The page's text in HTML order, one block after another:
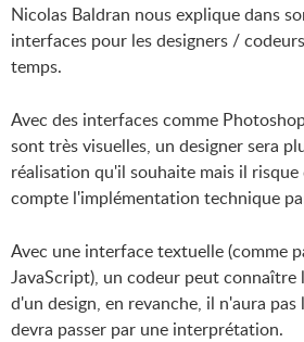
Nicolas Baldran nous explique dans
interfaces pour les designers /
temps.
Avec des interfaces comme
sont très visuelles, un designer sera
réalisation qu'il souhaite mais il risque
compte l'implémentation technique
Avec une interface textuelle (comme
JavaScript), un codeur peut connaître
d'un design, en revanche, il n'aura
devra passer par une interprétation.